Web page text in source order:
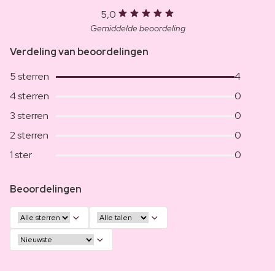
5,0
Gemiddelde beoordeling
Verdeling van beoordelingen
5 sterren
4
4 sterren
0
3 sterren
0
2 sterren
0
1 ster
0
Beoordelingen